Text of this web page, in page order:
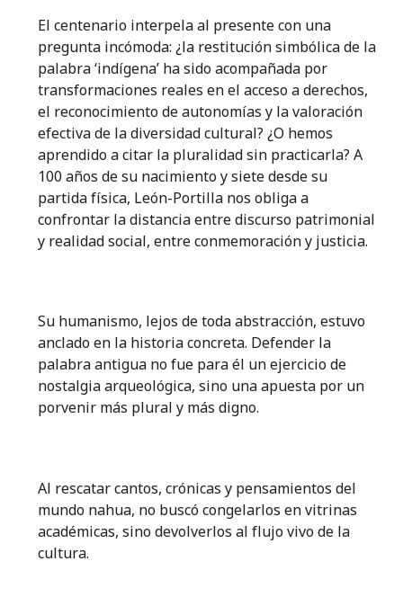
El centenario interpela al presente con una
pregunta incómoda: ¿la restitución simbólica de la
palabra ‘indígena’ ha sido acompañada por
transformaciones reales en el acceso a derechos,
el reconocimiento de autonomías y la valoración
efectiva de la diversidad cultural? ¿O hemos
aprendido a citar la pluralidad sin practicarla? A
100 años de su nacimiento y siete desde su
partida física, León-Portilla nos obliga a
confrontar la distancia entre discurso patrimonial
y realidad social, entre conmemoración y justicia.
Su humanismo, lejos de toda abstracción, estuvo
anclado en la historia concreta. Defender la
palabra antigua no fue para él un ejercicio de
nostalgia arqueológica, sino una apuesta por un
porvenir más plural y más digno.
Al rescatar cantos, crónicas y pensamientos del
mundo nahua, no buscó congelarlos en vitrinas
académicas, sino devolverlos al flujo vivo de la
cultura.